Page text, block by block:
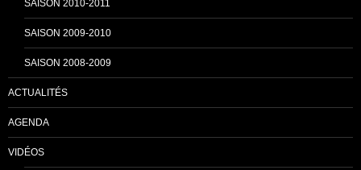
SAISON 2010-2011
SAISON 2009-2010
SAISON 2008-2009
ACTUALITÉS
AGENDA
VIDÉOS